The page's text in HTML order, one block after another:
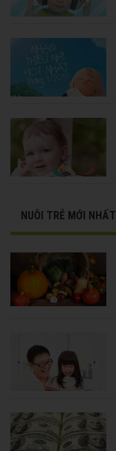
NUÔI TRẺ MỚI NHẤT